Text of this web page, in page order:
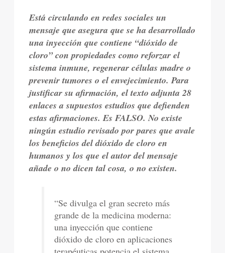
Está circulando en redes sociales un
mensaje que asegura que se ha desarrollado
una inyección que contiene “dióxido de
cloro” con propiedades como reforzar el
sistema inmune, regenerar células madre o
prevenir tumores o el envejecimiento. Para
justificar su afirmación, el texto adjunta 28
enlaces a supuestos estudios que defienden
estas afirmaciones. Es FALSO. No existe
ningún estudio revisado por pares que avale
los beneficios del dióxido de cloro en
humanos y los que el autor del mensaje
añade o no dicen tal cosa, o no existen.
“Se divulga el gran secreto más
grande de la medicina moderna:
una inyección que contiene
dióxido de cloro en aplicaciones